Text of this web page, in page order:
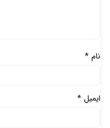
نام*
ایمیل*